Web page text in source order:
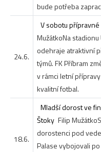
bude potřeba
24.6.
V sobotu
MužátkoNa
odehraje atraktivní
týmů. FK Příbram
v rámci letní
kvalitní fotbal.
18.6.
Mladší dorost ve
Štoky Filip Mužátko
dorostenci pod
Palase vybojovali